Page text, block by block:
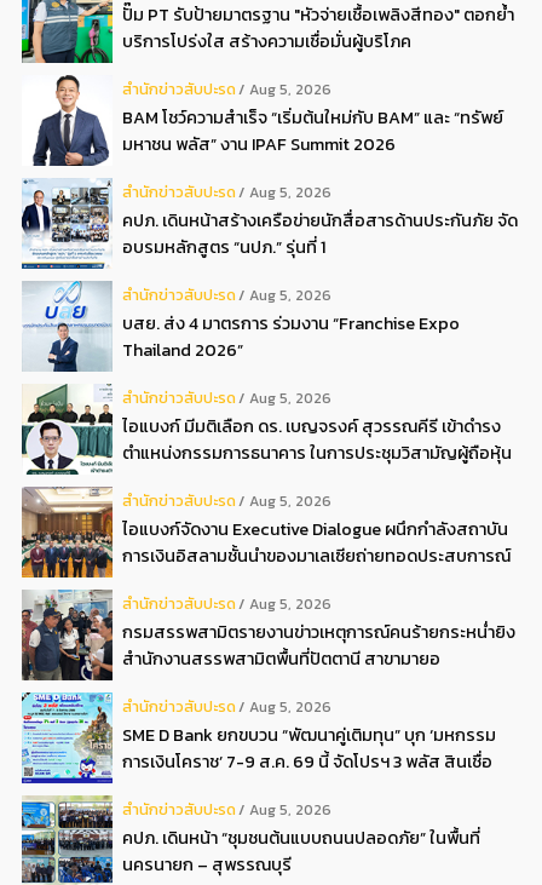
ปั๊ม PT รับป้ายมาตรฐาน "หัวจ่ายเชื้อเพลิงสีทอง" ตอกย้ำ
บริการโปร่งใส สร้างความเชื่อมั่นผู้บริโภค
สํานักข่าวสับปะรด Aug 5, 2026
BAM โชว์ความสำเร็จ “เริ่มต้นใหม่กับ BAM” และ “ทรัพย์
มหาชน พลัส” งาน IPAF Summit 2026
สํานักข่าวสับปะรด Aug 5, 2026
คปภ. เดินหน้าสร้างเครือข่ายนักสื่อสารด้านประกันภัย จัด
อบรมหลักสูตร “นปภ.” รุ่นที่ 1
สํานักข่าวสับปะรด Aug 5, 2026
บสย. ส่ง 4 มาตรการ ร่วมงาน “Franchise Expo
Thailand 2026”
สํานักข่าวสับปะรด Aug 5, 2026
ไอแบงก์ มีมติเลือก ดร. เบญจรงค์ สุวรรณคีรี เข้าดำรง
ตำแหน่งกรรมการธนาคาร ในการประชุมวิสามัญผู้ถือหุ้น
สํานักข่าวสับปะรด Aug 5, 2026
ไอแบงก์จัดงาน Executive Dialogue ผนึกกำลังสถาบัน
การเงินอิสลามชั้นนำของมาเลเซียถ่ายทอดประสบการณ์
อิสลามแห่งอนาคต
สํานักข่าวสับปะรด Aug 5, 2026
กรมสรรพสามิตรายงานข่าวเหตุการณ์คนร้ายกระหน่ำยิง
สำนักงานสรรพสามิตพื้นที่ปัตตานี สาขามายอ
สํานักข่าวสับปะรด Aug 5, 2026
SME D Bank ยกขบวน “พัฒนาคู่เติมทุน” บุก ‘มหกรรม
การเงินโคราช’ 7-9 ส.ค. 69 นี้ จัดโปรฯ 3 พลัส สินเชื่อ
สํานักข่าวสับปะรด Aug 5, 2026
คปภ. เดินหน้า “ชุมชนต้นแบบถนนปลอดภัย” ในพื้นที่
นครนายก – สุพรรณบุรี